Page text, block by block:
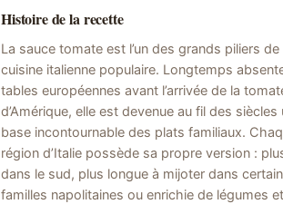
Histoire de la recette
La sauce tomate est l’un des grands piliers de
cuisine italienne populaire. Longtemps
tables européennes avant l’arrivée de la
d’Amérique, elle est devenue au fil des siècles
base incontournable des plats familiaux.
région d’Italie possède sa propre version :
dans le sud, plus longue à mijoter dans
familles napolitaines ou enrichie de légumes et